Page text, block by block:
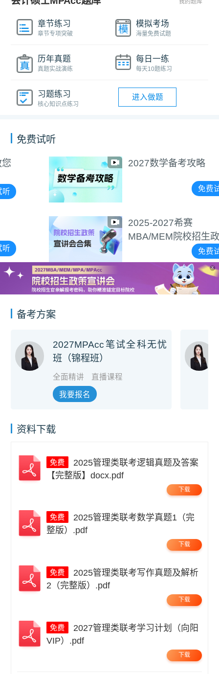
我的题库
章节练习
章节专项突破
模拟考场
海量免费试题
历年真题
真题实战演练
每日一练
每天10题练习
习题练习
核心知识点练习
进入做题
免费试听
2027数学备考攻略
2025-2027希赛
MBA/MEM院校招生政策
宣讲会合集
X
备考方案
2027MPAcc笔试全科无忧
班（锦程班）
全面精讲 直播课程
我要报名
资料下载
【完整版】docx.pdf
下载
整版）.pdf
下载
2（完整版）.pdf
下载
VIP）.pdf
下载